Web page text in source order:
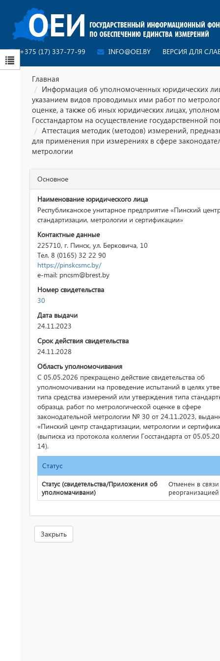
+375 (17) 337-77-99 INFO@OEI.BY ВЕРСИЯ ДЛЯ
Главная
Информация об уполномоченных юридических
указанием видов проводимых ими работ по
оценке, а также об иных юридических лицах,
Госстандартом на осуществление государственной
Аттестация методик (методов) измерений,
для применения при измерениях в сфере
метрологии
Основное
Наименование юридического лица
Республиканское унитарное предприятие «Пинский
стандартизации, метрологии и сертификации»
Контактные данные
225710, г. Пинск, ул. Берковича, 10
Тел. 8 (0165) 32 22 90
https://pinskcsmc.by/
e-mail: pncsm@brest.by
Номер свидетельства
30
Дата выдачи
24.11.2023
Срок действия свидетельства
24.11.2028
Область уполномочивания
С 05.05.2026 прекращено действие свидетельства об
уполномочивании на проведение испытаний в целях
типа средства измерений или утверждения типа
образца, работ по метрологической оценке в сфере
законодательной метрологии № 30 от 24.11.2023,
«Пинский центр стандартизации, метрологии и
(выписка из протокола коллегии Госстандарта от
14).
Статус
Статус (свидетельства/Приложения об
уполномачивани)
Отменен в связи
реорганизацией
Закрыть